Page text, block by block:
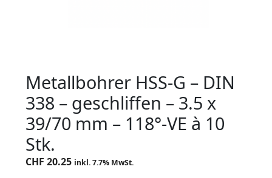
Metallbohrer HSS-G – DIN
338 – geschliffen – 3.5 x
39/70 mm – 118°-VE à 10
Stk.
CHF 20.25 inkl. 7.7% MwSt.